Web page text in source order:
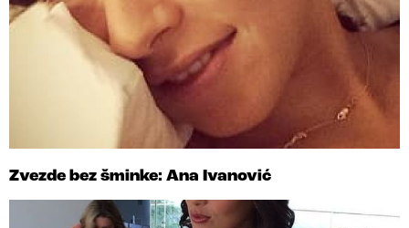
Zvezde bez šminke: Ana Ivanović